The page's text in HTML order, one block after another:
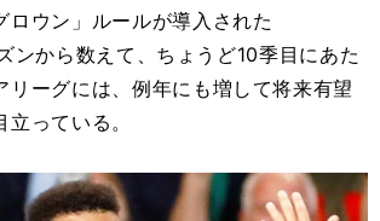
ウン」ルールが導入された
ンから数えて、ちょうど10季目にあた
リーグには、例年にも増して将来有望
っている。